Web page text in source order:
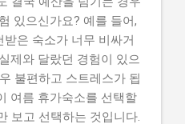
원 내용, 실제 혜택 그리고
유와 합격 전략입니다. 따
봇기반 공간컴퓨팅 창업지
있을 것입니다. 지금 신청
말 받을 수 있을까? 신청 자
혜택 단계별 신청 방법 탈
있으신가요? 예를 들어,
은 숙소가 너무 비싸거
제와 달랐던 경험이 있으
불편하고 스트레스가 됩
여름 휴가숙소를 선택할
보고 선택하는 것입니다.